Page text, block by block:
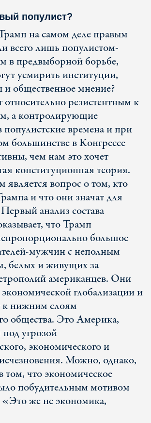
популист?
на самом деле правым
всего лишь популистом-
в предвыборной борьбе,
усмирить институции,
и общественное мнение?
резистентным к
а контролирующие
времена и при
большинстве в Конгрессе
чем нам это хочет
конституционная теория.
является вопрос о том, кто
и что они значат для
анализ состава
что Трамп
большое
мужчин с неполным
белых и живущих за
американцев. Они
глобализации и
к нижним слоям
общества. Это Америка,
угрозой
экономического и
Можно, однако,
том, что экономическое
побудительным мотивом
«Это же не экономика,